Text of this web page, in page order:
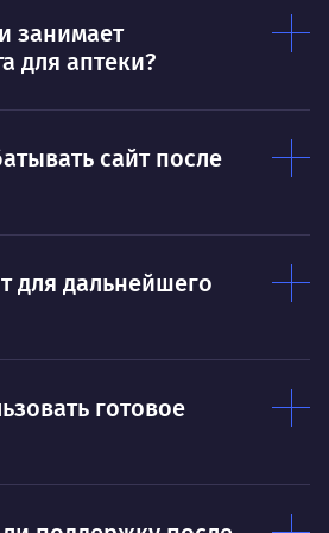
не могу.
делаешь. Этим всё
О
занимает
для аптеки?
сайт после
для дальнейшего
готовое